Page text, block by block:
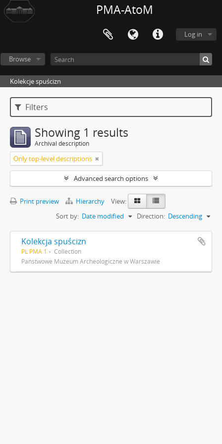
PMA-AtoM
Log in
Browse
Kolekcje spuścizn
Filters
Showing 1 results
Archival description
Only top-level descriptions
Advanced search options
Print preview Hierarchy
View:
Sort by: Date modified Direction: Descending
Kolekcja spuścizn
PL PMA 1
Collection
Państwowe Muzeum Archeologiczne w Warszawie